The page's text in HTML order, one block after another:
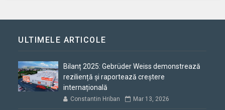
ULTIMELE ARTICOLE
Bilanț 2025: Gebrüder Weiss demonstrează
reziliență și raportează creștere
internațională
Constantin Hriban Mar 13, 2026